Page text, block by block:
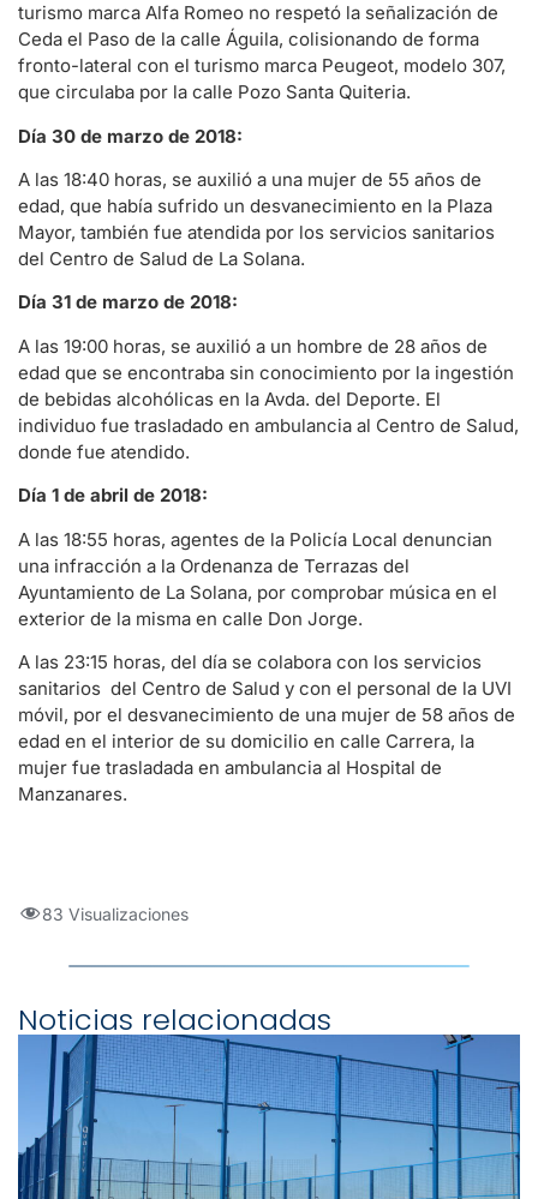
turismo marca Alfa Romeo no respetó la señalización de
Ceda el Paso de la calle Águila, colisionando de forma
fronto-lateral con el turismo marca Peugeot, modelo 307,
que circulaba por la calle Pozo Santa Quiteria.
Día 30 de marzo de 2018:
A las 18:40 horas, se auxilió a una mujer de 55 años de
edad, que había sufrido un desvanecimiento en la Plaza
Mayor, también fue atendida por los servicios sanitarios
del Centro de Salud de La Solana.
Día 31 de marzo de 2018:
A las 19:00 horas, se auxilió a un hombre de 28 años de
edad que se encontraba sin conocimiento por la ingestión
de bebidas alcohólicas en la Avda. del Deporte. El
individuo fue trasladado en ambulancia al Centro de Salud,
donde fue atendido.
Día 1 de abril de 2018:
A las 18:55 horas, agentes de la Policía Local denuncian
una infracción a la Ordenanza de Terrazas del
Ayuntamiento de La Solana, por comprobar música en el
exterior de la misma en calle Don Jorge.
A las 23:15 horas, del día se colabora con los servicios
sanitarios del Centro de Salud y con el personal de la UVI
móvil, por el desvanecimiento de una mujer de 58 años de
edad en el interior de su domicilio en calle Carrera, la
mujer fue trasladada en ambulancia al Hospital de
Manzanares.
83 Visualizaciones
Noticias relacionadas